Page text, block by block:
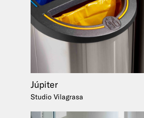
Júpiter
Studio Vilagrasa